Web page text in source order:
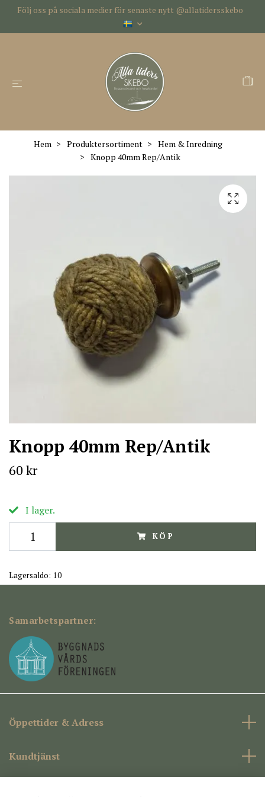
Följ oss på sociala medier för senaste nytt @allatidersskebo
Hem Produktersortiment
Hem & Inredning
Knopp 40mm Rep/Antik
Knopp 40mm Rep/Antik
60 kr
I lager.
KÖP
Lagersaldo: 10
Samarbetspartner:
Öppettider & Adress
Kundtjänst